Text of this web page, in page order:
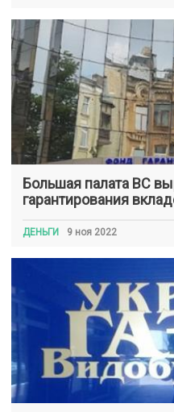
Большая палата ВС
гарантирования
ДЕНЬГИ 9 ноя 2022